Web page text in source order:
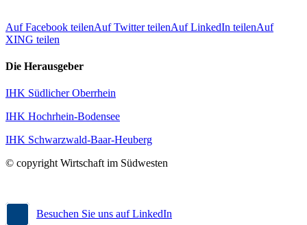
Auf Facebook teilenAuf Twitter teilenAuf LinkedIn teilenAuf
XING teilen
Die Herausgeber
IHK Südlicher Oberrhein
IHK Hochrhein-Bodensee
IHK Schwarzwald-Baar-Heuberg
© copyright Wirtschaft im Südwesten
Besuchen Sie uns auf LinkedIn